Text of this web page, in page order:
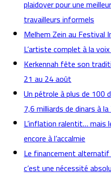
plaidoyer pour une
travailleurs informels
Melhem Zein au
L’artiste complet à la
Kerkennah fête son
21 au 24 août
Un pétrole à plus de 100
7,6 milliards de dinars à
L’inflation ralentit… mais
encore à l’accalmie
Le financement alternatif
c’est une nécessité